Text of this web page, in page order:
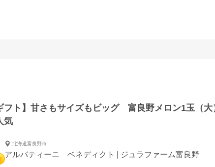
フト】甘さもサイズもビッグ 富良野メロン1玉（
気
北海道富良野市
アルバティーニ ベネディクト | ジュラファーム富良野